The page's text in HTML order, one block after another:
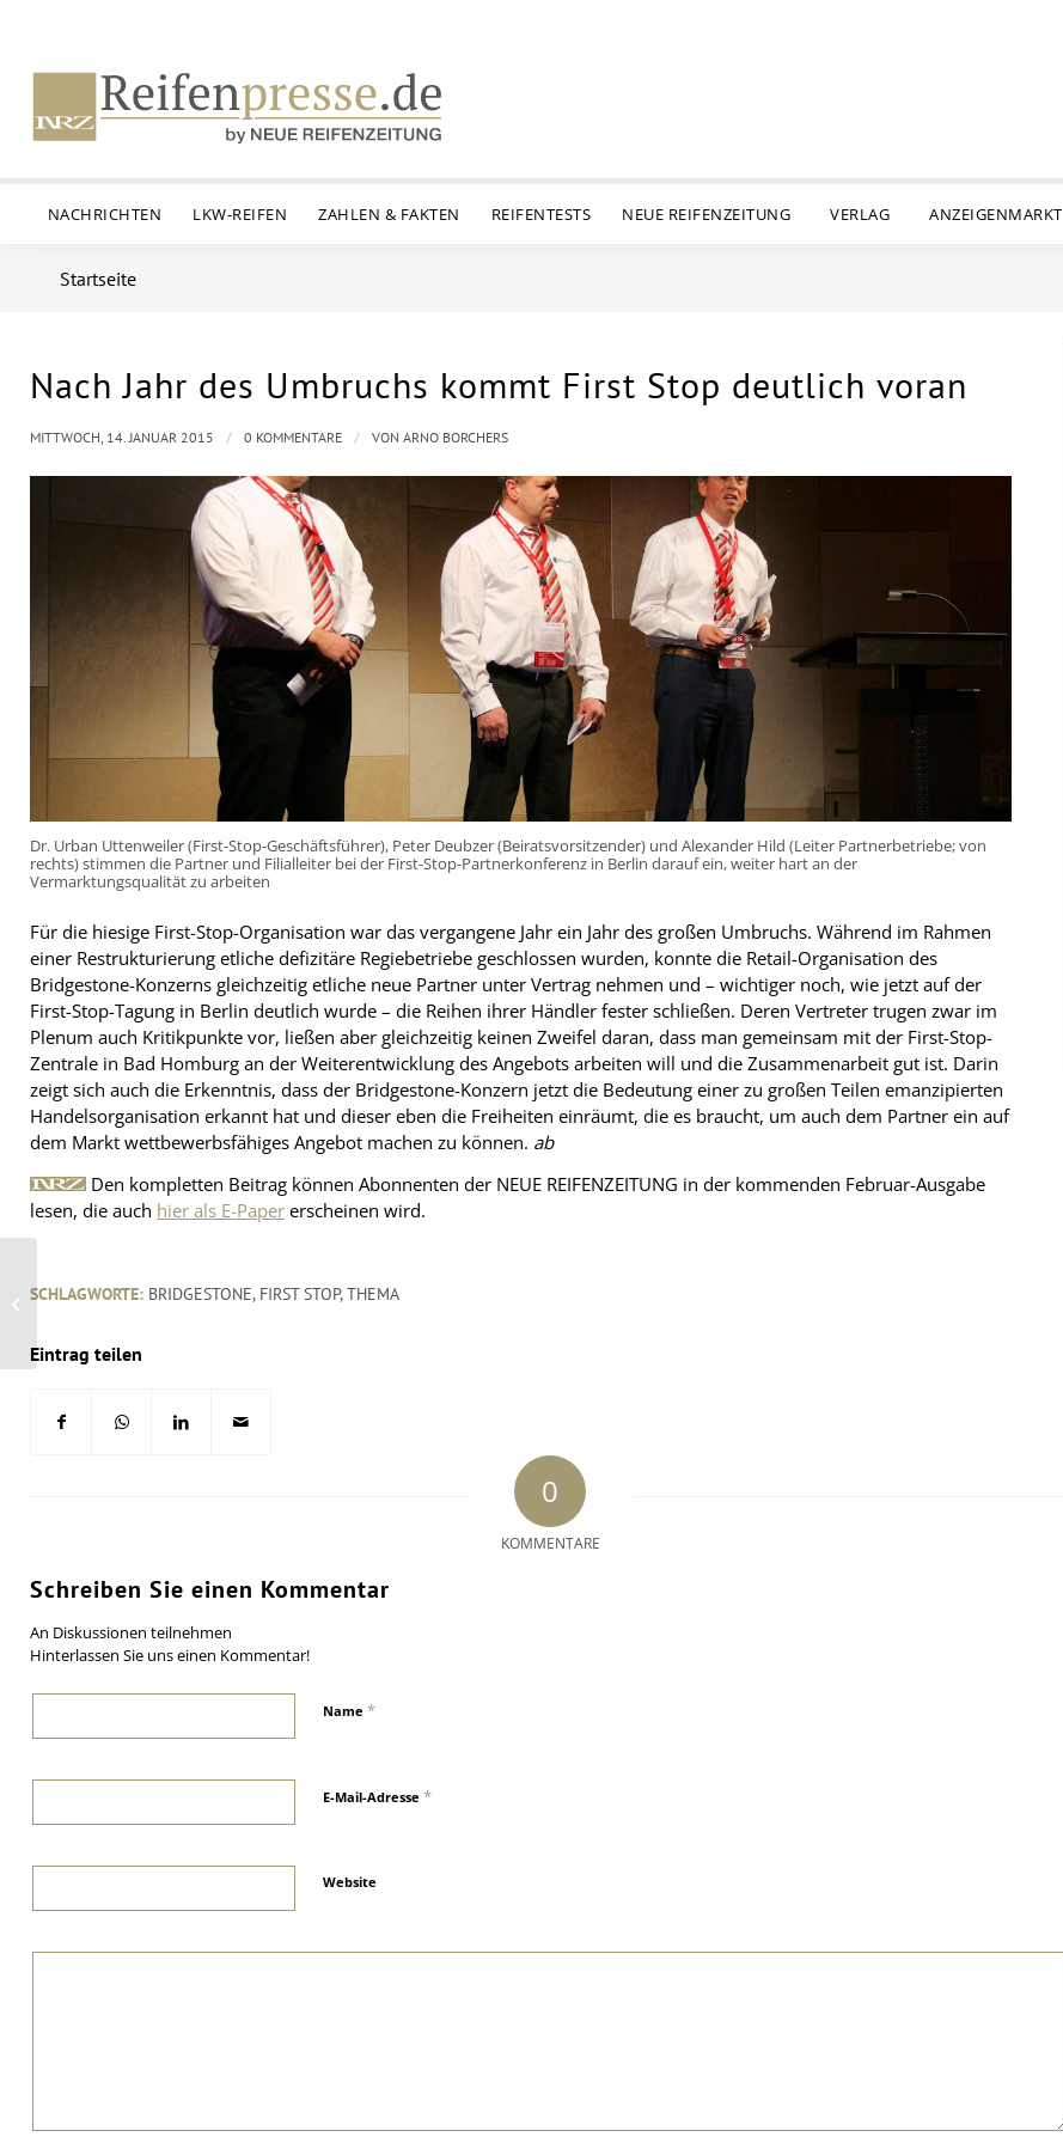
NACHRICHTEN LKW-REIFEN ZAHLEN & FAKTEN REIFENTESTS NEUE REIFENZEITUNG VERLAG ANZEIGENMARKT
Startseite
Nach Jahr des Umbruchs kommt First Stop deutlich voran
Dr. Urban Uttenweiler (First-Stop-Geschäftsführer), Peter Deubzer (Beiratsvorsitzender) und Alexander Hild (Leiter Partnerbetriebe; von
rechts) stimmen die Partner und Filialleiter bei der First-Stop-Partnerkonferenz in Berlin darauf ein, weiter hart an der
Vermarktungsqualität zu arbeiten
Für die hiesige First-Stop-Organisation war das vergangene Jahr ein Jahr des großen Umbruchs. Während im Rahmen
einer Restrukturierung etliche defizitäre Regiebetriebe geschlossen wurden, konnte die Retail-Organisation des
Bridgestone-Konzerns gleichzeitig etliche neue Partner unter Vertrag nehmen und – wichtiger noch, wie jetzt auf der
First-Stop-Tagung in Berlin deutlich wurde – die Reihen ihrer Händler fester schließen. Deren Vertreter trugen zwar im
Plenum auch Kritikpunkte vor, ließen aber gleichzeitig keinen Zweifel daran, dass man gemeinsam mit der First-Stop-
Zentrale in Bad Homburg an der Weiterentwicklung des Angebots arbeiten will und die Zusammenarbeit gut ist. Darin
zeigt sich auch die Erkenntnis, dass der Bridgestone-Konzern jetzt die Bedeutung einer zu großen Teilen emanzipierten
Handelsorganisation erkannt hat und dieser eben die Freiheiten einräumt, die es braucht, um auch dem Partner ein auf
dem Markt wettbewerbsfähiges Angebot machen zu können. ab
Den kompletten Beitrag können Abonnenten der NEUE REIFENZEITUNG in der kommenden Februar-Ausgabe
lesen, die auch hier als E-Paper erscheinen wird.
MITTWOCH, 14. JANUAR 2015 / 0 KOMMENTARE / VON ARNO BORCHERS
SCHLAGWORTE: BRIDGESTONE, FIRST STOP,THEMA
Eintrag teilen
0
KOMMENTARE
Schreiben Sie einen Kommentar
An Diskussionen teilnehmen
Hinterlassen Sie uns einen Kommentar!
Name *
E-Mail-Adresse *
Website
Restrukturierung – 17